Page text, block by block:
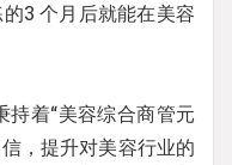
3 个月后就能在美容
着“美容综合商管元
，提升对美容行业的